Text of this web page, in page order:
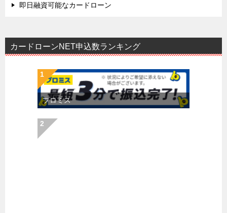
即日融資可能なカードローン
カードローンNET申込数ランキング
プロミス